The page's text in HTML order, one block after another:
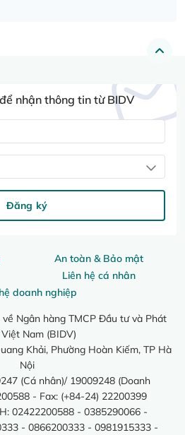
An toàn & Bảo mật
Liên hệ cá nhân
doanh nghiệp
Ngân hàng TMCP Đầu tư và Phát
Nam (BIDV)
Khải, Phường Hoàn Kiếm, TP Hà
Nội
(Cá nhân)/ 19009248 (Doanh
- Fax: (+84-24) 22200399
02422200588 - 0385290066 -
- 0866200333 - 0981915333 -
nhận thông tin từ BIDV
Đăng ký